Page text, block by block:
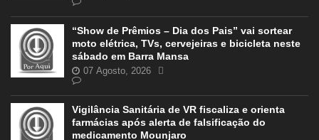
“Show de Prêmios – Dia dos Pais” vai sortear
moto elétrica, TVs, cervejeiras e bicicleta neste
sábado em Barra Mansa
07 Agosto, 2026
Vigilância Sanitária de VR fiscaliza e orienta
farmácias após alerta de falsificação do
medicamento Mounjaro